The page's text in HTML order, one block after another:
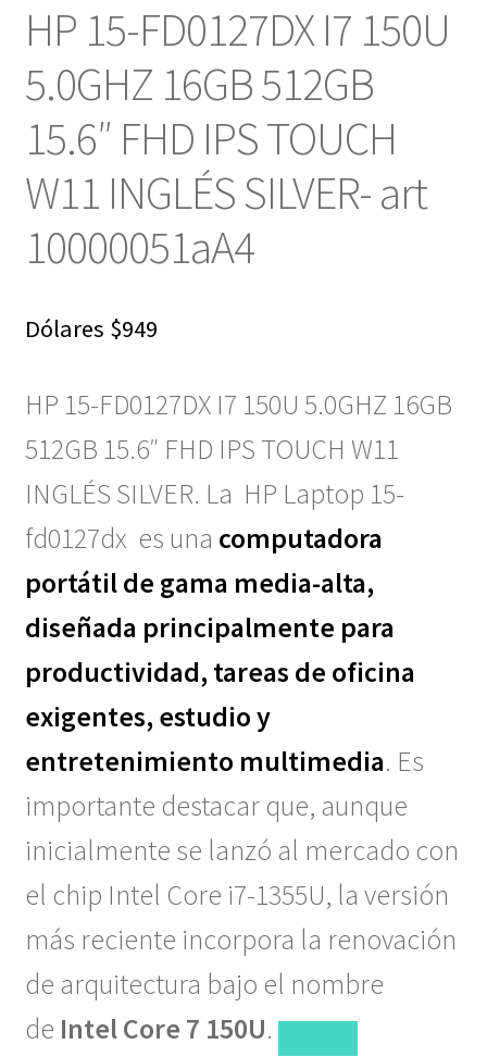
HP 15-FD0127DX I7 150U
5.0GHZ 16GB 512GB
15.6″ FHD IPS TOUCH
W11 INGLÉS SILVER- art
10000051aA4
Dólares $949
HP 15-FD0127DX I7 150U 5.0GHZ 16GB
512GB 15.6″ FHD IPS TOUCH W11
INGLÉS SILVER. La HP Laptop 15-
fd0127dx es una computadora
portátil de gama media-alta,
diseñada principalmente para
productividad, tareas de oficina
exigentes, estudio y
entretenimiento multimedia. Es
importante destacar que, aunque
inicialmente se lanzó al mercado con
el chip Intel Core i7-1355U, la versión
más reciente incorpora la renovación
de arquitectura bajo el nombre
de Intel Core 7 150U.